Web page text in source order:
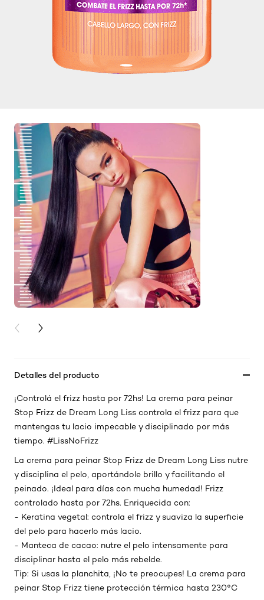
PREVIOUS CARD
NEXT CARD
Detalles del producto
¡Controlá el frizz hasta por 72hs! La crema para peinar
Stop Frizz de Dream Long Liss controla el frizz para que
mantengas tu lacio impecable y disciplinado por más
tiempo. #LissNoFrizz
La crema para peinar Stop Frizz de Dream Long Liss nutre
y disciplina el pelo, aportándole brillo y facilitando el
peinado. ¡Ideal para días con mucha humedad! Frizz
controlado hasta por 72hs. Enriquecida con:
- Keratina vegetal: controla el frizz y suaviza la superficie
del pelo para hacerlo más lacio.
- Manteca de cacao: nutre el pelo intensamente para
disciplinar hasta el pelo más rebelde.
Tip: Si usas la planchita, ¡No te preocupes! La crema para
peinar Stop Frizz tiene protección térmica hasta 230°C